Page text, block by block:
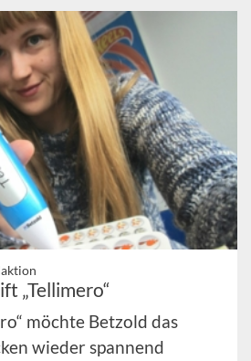
„Tellimero“
möchte Betzold das
wieder spannend